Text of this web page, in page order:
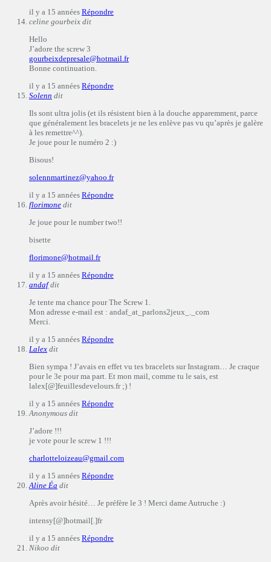
il y a 15 années Répondre
celine gourbeix dit
Hello
J’adore the screw 3
gourbeixdepresale@hotmail.fr
Bonne continuation.
il y a 15 années Répondre
Solenn dit
Ils sont ultra jolis (et ils résistent bien à la douche apparemment, parce
que généralement les bracelets je ne les enlève pas vu qu’après je galère
à les remettre^^).
Je joue pour le numéro 2 :)
Bisous!
solennmartinez@yahoo.fr
il y a 15 années Répondre
florimone dit
Je joue pour le number two!!
bisette
florimone@hotmail.fr
il y a 15 années Répondre
andaf dit
Je tente ma chance pour The Screw 1.
Mon adresse e-mail est : andaf_at_parlons2jeux_._com
Merci.
il y a 15 années Répondre
Lalex dit
Bien sympa ! J’avais en effet vu tes bracelets sur Instagram… Je craque
pour le 3e pour ma part. Et mon mail, comme tu le sais, est
lalex[@]feuillesdevelours.fr ;) !
il y a 15 années Répondre
Anonymous dit
J’adore !!!
je vote pour le screw 1 !!!
charlotteloizeau@gmail.com
il y a 15 années Répondre
Aline Éa dit
Après avoir hésité… Je préfère le 3 ! Merci dame Autruche :)
intensy[@]hotmail[.]fr
il y a 15 années Répondre
Nikoo dit